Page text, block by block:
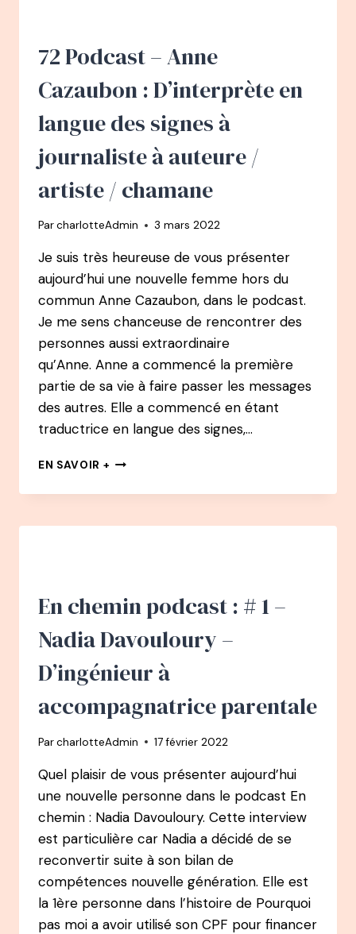
AU
À
ET
MAMAN
ÉPANOUIE
72 Podcast – Anne
Cazaubon : D’interprète en
langue des signes à
journaliste à auteure /
artiste / chamane
ParcharlotteAdmin 3 mars 2022
Je suis très heureuse de vous présenter
aujourd’hui une nouvelle femme hors du
commun Anne Cazaubon, dans le podcast.
Je me sens chanceuse de rencontrer des
personnes aussi extraordinaire
qu’Anne. Anne a commencé la première
partie de sa vie à faire passer les messages
des autres. Elle a commencé en étant
traductrice en langue des signes,…
EN SAVOIR + 72
–
CAZAUBON
DES
À
JOURNALISTE
À
/
/
En chemin podcast : # 1 –
Nadia Davouloury –
D’ingénieur à
accompagnatrice parentale
ParcharlotteAdmin 17 février 2022
Quel plaisir de vous présenter aujourd’hui
une nouvelle personne dans le podcast En
chemin : Nadia Davouloury. Cette interview
est particulière car Nadia a décidé de se
reconvertir suite à son bilan de
compétences nouvelle génération. Elle est
la 1ère personne dans l’histoire de Pourquoi
pas moi a avoir utilisé son CPF pour financer